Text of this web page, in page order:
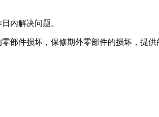
内解决问题。
部件损坏，保修期外零部件的损坏，提